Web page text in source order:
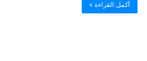
أكمل القراءة »